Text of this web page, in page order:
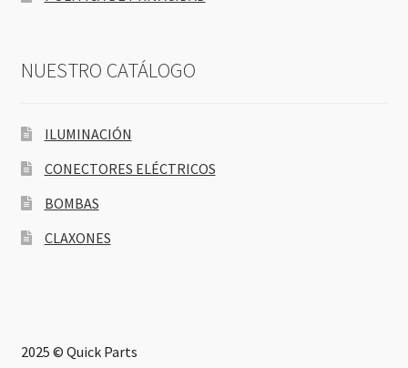
NUESTRO CATÁLOGO
ILUMINACIÓN
CONECTORES ELÉCTRICOS
BOMBAS
CLAXONES
2025 © Quick Parts